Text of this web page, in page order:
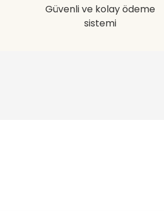
Güvenli ve kolay ödeme
sistemi